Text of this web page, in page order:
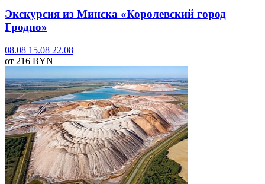
Экскурсия из Минска «Королевский город
Гродно»
08.08 15.08 22.08
от 216 BYN